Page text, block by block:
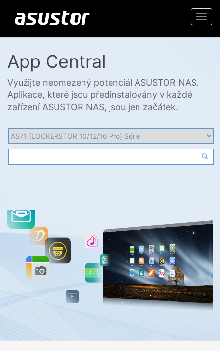
App Central
Využijte neomezený potenciál ASUSTOR NAS.
Aplikace, které jsou předinstalovány v každé
zařízení ASUSTOR NAS, jsou jen začátek.